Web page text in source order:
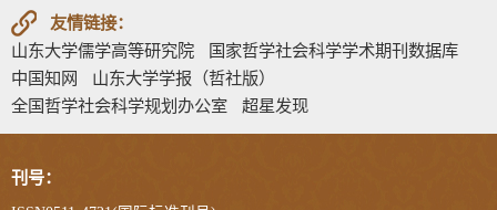
友情链接：
山东大学儒学高等研究院
国家哲学社会科学学术期刊数据库
中国知网
山东大学学报（哲社版）
全国哲学社会科学规划办公室
超星发现
刊号：